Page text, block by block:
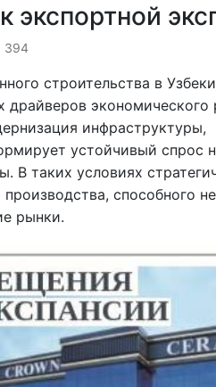
394
строительства в
экономического
инфраструктуры,
устойчивый спрос
В таких условиях
способного
рынки.